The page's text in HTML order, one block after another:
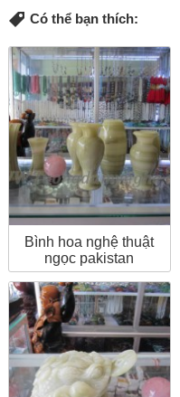
Có thể bạn thích:
Bình hoa nghệ thuật
ngọc pakistan